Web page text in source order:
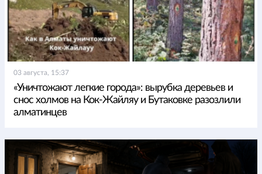
03 августа, 15:37
«Уничтожают легкие города»: вырубка деревьев и
снос холмов на Кок-Жайляу и Бутаковке разозлили
алматинцев